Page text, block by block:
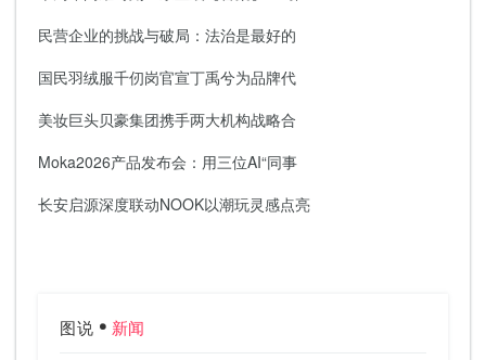
民营企业的挑战与破局：法治是最好的
国民羽绒服千仞岗官宣丁禹兮为品牌代
美妆巨头贝豪集团携手两大机构战略合
Moka2026产品发布会：用三位AI“同事
长安启源深度联动NOOK以潮玩灵感点亮
图说 新闻